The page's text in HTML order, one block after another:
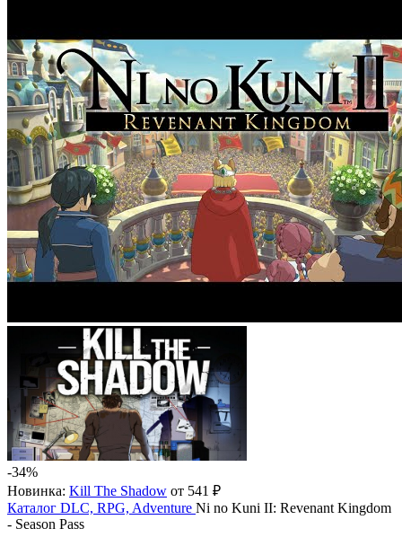
-34%
Новинка: Kill The Shadow от 541 ₽
Каталог DLC, RPG, Adventure Ni no Kuni II: Revenant Kingdom
- Season Pass